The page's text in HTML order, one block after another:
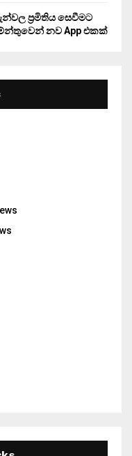
ප්‍රමිතිය සෙවීමට
නව App එකක්